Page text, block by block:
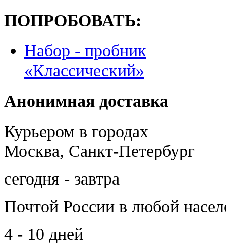
ПОПРОБОВАТЬ:
Набор - пробник
«Классический»
Анонимная доставка
Курьером в городах
Москва, Санкт-Петербург
сегодня - завтра
Почтой России в любой
4 - 10 дней